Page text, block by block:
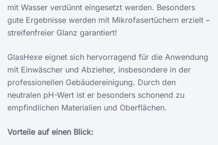
mit Wasser verdünnt eingesetzt werden. Besonders
gute Ergebnisse werden mit Mikrofasertüchern erzielt –
streifenfreier Glanz garantiert!
GlasHexe eignet sich hervorragend für die Anwendung
mit Einwäscher und Abzieher, insbesondere in der
professionellen Gebäudereinigung. Durch den
neutralen pH-Wert ist er besonders schonend zu
empfindlichen Materialien und Oberflächen.
Vorteile auf einen Blick: